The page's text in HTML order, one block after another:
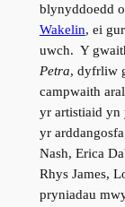
blynyddoedd
Wakelin, ei
uwch. Y
Petra, dyfrliw
campwaith
yr artistiaid yn
yr
Nash, Erica
Rhys James,
pryniadau